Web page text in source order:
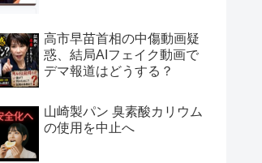
高市早苗首相の中傷動画疑
惑、結局AIフェイク動画で
デマ報道はどうする？
山崎製パン 臭素酸カリウム
の使用を中止へ